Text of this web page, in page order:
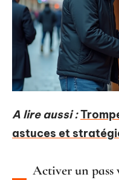
A lire aussi :
astuces et
Activer un pass